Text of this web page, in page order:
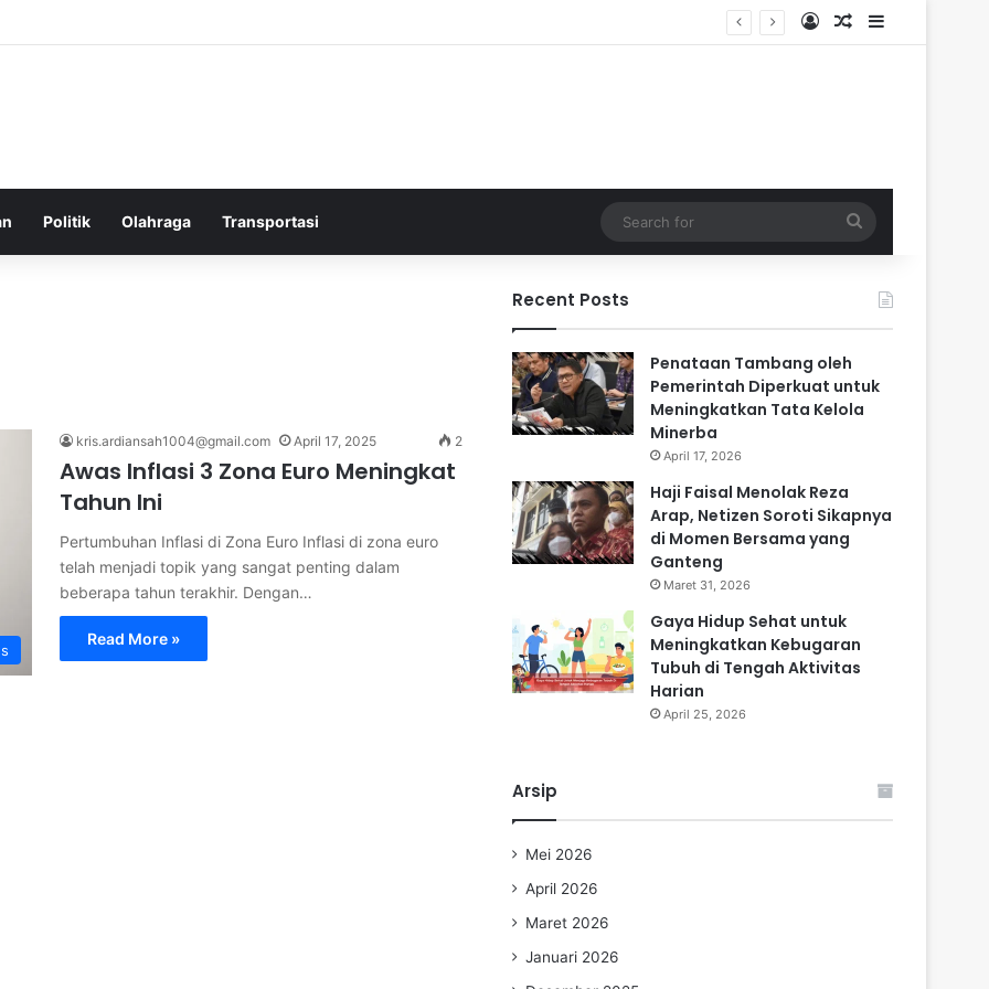
Log InRandom Article
Sidebar
Politik Olahraga Transportasi
for
kris.ardiansah1004@gmail.com April 17, 2025 2
Awas Inflasi 3 Zona Euro Meningkat
Tahun Ini
Pertumbuhan Inflasi di Zona Euro Inflasi di zona euro
telah menjadi topik yang sangat penting dalam
beberapa tahun terakhir. Dengan…
Read More »
Recent Posts
Penataan Tambang oleh
Pemerintah Diperkuat untuk
Meningkatkan Tata Kelola
Minerba
April 17, 2026
Haji Faisal Menolak Reza
Arap, Netizen Soroti Sikapnya
di Momen Bersama yang
Ganteng
Maret 31, 2026
Gaya Hidup Sehat untuk
Meningkatkan Kebugaran
Tubuh di Tengah Aktivitas
Harian
April 25, 2026
Arsip
Mei 2026
April 2026
Maret 2026
Januari 2026